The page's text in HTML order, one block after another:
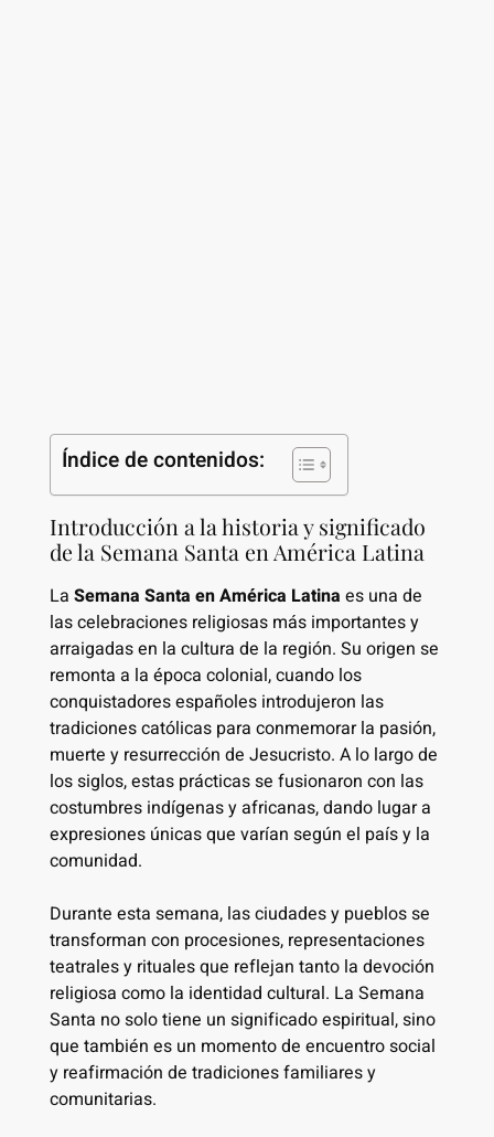
Índice de contenidos:
Introducción a la historia y significado
de la Semana Santa en América Latina
La Semana Santa en América Latina es una de
las celebraciones religiosas más importantes y
arraigadas en la cultura de la región. Su origen se
remonta a la época colonial, cuando los
conquistadores españoles introdujeron las
tradiciones católicas para conmemorar la pasión,
muerte y resurrección de Jesucristo. A lo largo de
los siglos, estas prácticas se fusionaron con las
costumbres indígenas y africanas, dando lugar a
expresiones únicas que varían según el país y la
comunidad.
Durante esta semana, las ciudades y pueblos se
transforman con procesiones, representaciones
teatrales y rituales que reflejan tanto la devoción
religiosa como la identidad cultural. La Semana
Santa no solo tiene un significado espiritual, sino
que también es un momento de encuentro social
y reafirmación de tradiciones familiares y
comunitarias.